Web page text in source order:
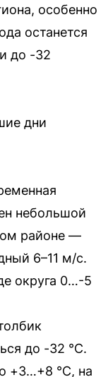
особенно
останется
до -32
дни
небольшой
районе —
6–11 м/с.
округа 0…-5
до -32 °С.
+3…+8 °С, на